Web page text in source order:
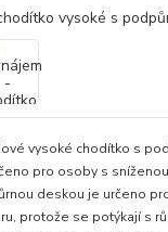
vysoké chodítko s
pro osoby s
deskou je určeno
protože se potýkají s